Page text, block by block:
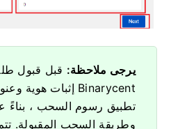
يرجى ملاحظة: قبل قبول
Binarycent إثبات هوية وعنوان مقدم الطلب.
تطبيق رسوم السحب ، بناءً
وطريقة السحب المقبولة.